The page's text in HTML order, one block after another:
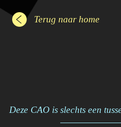
Terug naar home
Deze CAO is slechts een